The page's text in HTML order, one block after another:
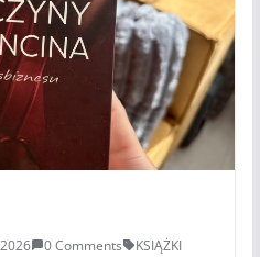
0 Comments KSIĄŻKI